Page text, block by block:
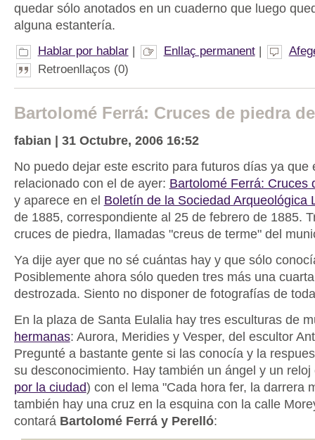
quedar sólo anotados en un cuaderno que luego
alguna estantería.
Hablar por hablar| Enllaç permanent|
Retroenllaços (0)
Bartolomé Ferrá: Cruces de piedra
fabian | 31 Octubre, 2006 16:52
No puedo dejar este escrito para futuros días ya que
relacionado con el de ayer: Bartolomé Ferrá: Cruces
y aparece en el Boletín de la Sociedad Arqueológica
de 1885, correspondiente al 25 de febrero de 1885.
cruces de piedra, llamadas "creus de terme" del
Ya dije ayer que no sé cuántas hay y que sólo
Posiblemente ahora sólo queden tres más una
destrozada. Siento no disponer de fotografías de
En la plaza de Santa Eulalia hay tres esculturas de
hermanas: Aurora, Meridies y Vesper, del escultor
Pregunté a bastante gente si las conocía y la
su desconocimiento. Hay también un ángel y un
por la ciudad) con el lema "Cada hora fer, la darrera
también hay una cruz en la esquina con la calle
contará Bartolomé Ferrá y Perelló: